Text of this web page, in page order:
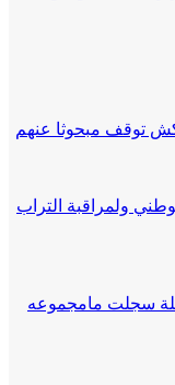
توقف مبحوثا عنهم
ولمراقبة التراب
سجلت مامجموعه